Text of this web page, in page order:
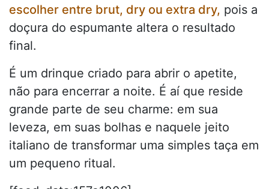
escolher entre brut, dry ou extra dry, pois a
doçura do espumante altera o resultado
final.
É um drinque criado para abrir o apetite,
não para encerrar a noite. É aí que reside
grande parte de seu charme: em sua
leveza, em suas bolhas e naquele jeito
italiano de transformar uma simples taça em
um pequeno ritual.